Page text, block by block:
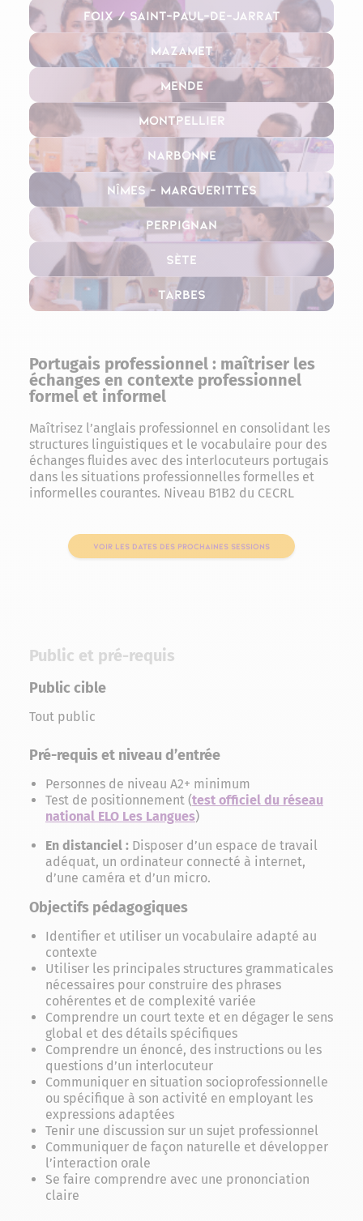
Foix / Saint-Paul-de-Jarrat
Mazamet
Mende
Montpellier
Narbonne
Nîmes – Marguerittes
Perpignan
Sète
Tarbes
Portugais professionnel : maîtriser les
échanges en contexte professionnel
formel et informel
Maîtrisez l’anglais professionnel en consolidant les
structures linguistiques et le vocabulaire pour des
échanges fluides avec des interlocuteurs portugais
dans les situations professionnelles formelles et
informelles courantes. Niveau B1B2 du CECRL
VOIR LES DATES DES PROCHAINES SESSIONS
Public et pré-requis
Public cible
Tout public
Pré-requis et niveau d’entrée
Personnes de niveau A2+ minimum
Test de positionnement (test officiel du réseau
national ELO Les Langues)
En distanciel : Disposer d’un espace de travail
adéquat, un ordinateur connecté à internet,
d’une caméra et d’un micro.
Objectifs pédagogiques
Identifier et utiliser un vocabulaire adapté au
contexte
Utiliser les principales structures grammaticales
nécessaires pour construire des phrases
cohérentes et de complexité variée
Comprendre un court texte et en dégager le sens
global et des détails spécifiques
Comprendre un énoncé, des instructions ou les
questions d’un interlocuteur
Communiquer en situation socioprofessionnelle
ou spécifique à son activité en employant les
expressions adaptées
Tenir une discussion sur un sujet professionnel
Communiquer de façon naturelle et développer
l’interaction orale
Se faire comprendre avec une prononciation
claire